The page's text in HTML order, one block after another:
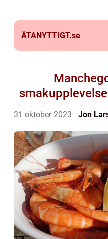
ÄTANYTTIGT.se
31 oktober 2023 Jon